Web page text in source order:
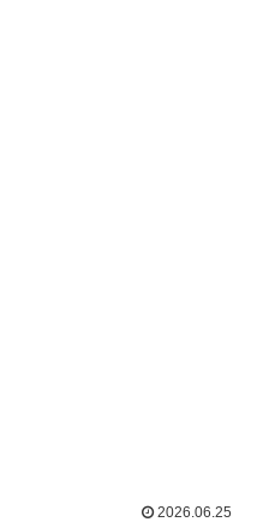
2026.06.25